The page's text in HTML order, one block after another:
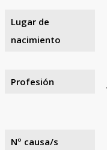
Lugar de
nacimiento
Profesión
Nº causa/s